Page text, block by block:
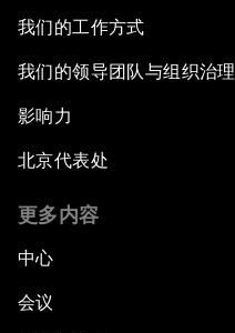
我们的工作方式
我们的领导团队与组织治理
影响力
北京代表处
更多内容
中心
会议